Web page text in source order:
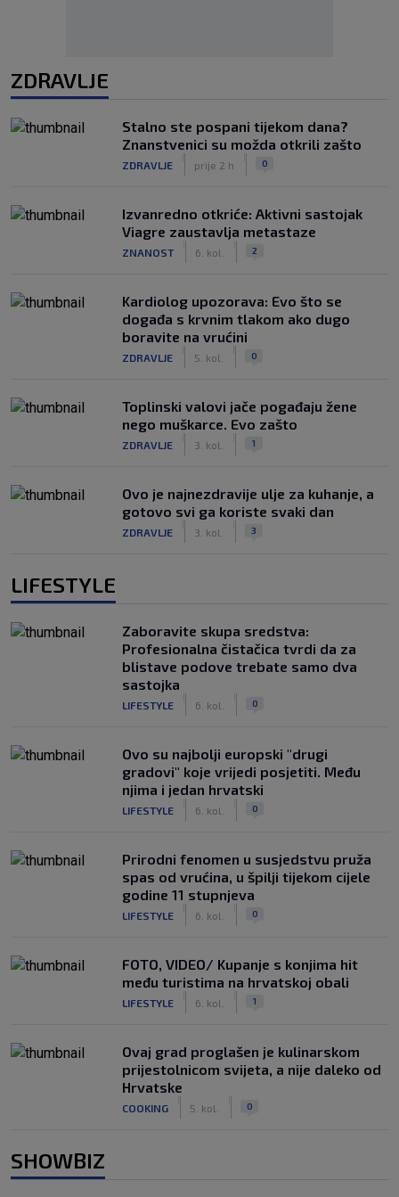
ZDRAVLJE
Stalno ste pospani tijekom dana?
Znanstvenici su možda otkrili zašto
ZDRAVLJE prije 2 h 0
Izvanredno otkriće: Aktivni sastojak
Viagre zaustavlja metastaze
ZNANOST 6. kol. 2
Kardiolog upozorava: Evo što se
događa s krvnim tlakom ako dugo
boravite na vrućini
ZDRAVLJE 5. kol. 0
Toplinski valovi jače pogađaju žene
nego muškarce. Evo zašto
ZDRAVLJE 3. kol. 1
Ovo je najnezdravije ulje za kuhanje, a
gotovo svi ga koriste svaki dan
ZDRAVLJE 3. kol. 3
LIFESTYLE
Zaboravite skupa sredstva:
Profesionalna čistačica tvrdi da za
blistave podove trebate samo dva
sastojka
LIFESTYLE 6. kol. 0
Ovo su najbolji europski "drugi
gradovi" koje vrijedi posjetiti. Među
njima i jedan hrvatski
LIFESTYLE 6. kol. 0
Prirodni fenomen u susjedstvu pruža
spas od vrućina, u špilji tijekom cijele
godine 11 stupnjeva
LIFESTYLE 6. kol. 0
FOTO, VIDEO/ Kupanje s konjima hit
među turistima na hrvatskoj obali
LIFESTYLE 6. kol. 1
Ovaj grad proglašen je kulinarskom
prijestolnicom svijeta, a nije daleko od
Hrvatske
COOKING 5. kol. 0
SHOWBIZ